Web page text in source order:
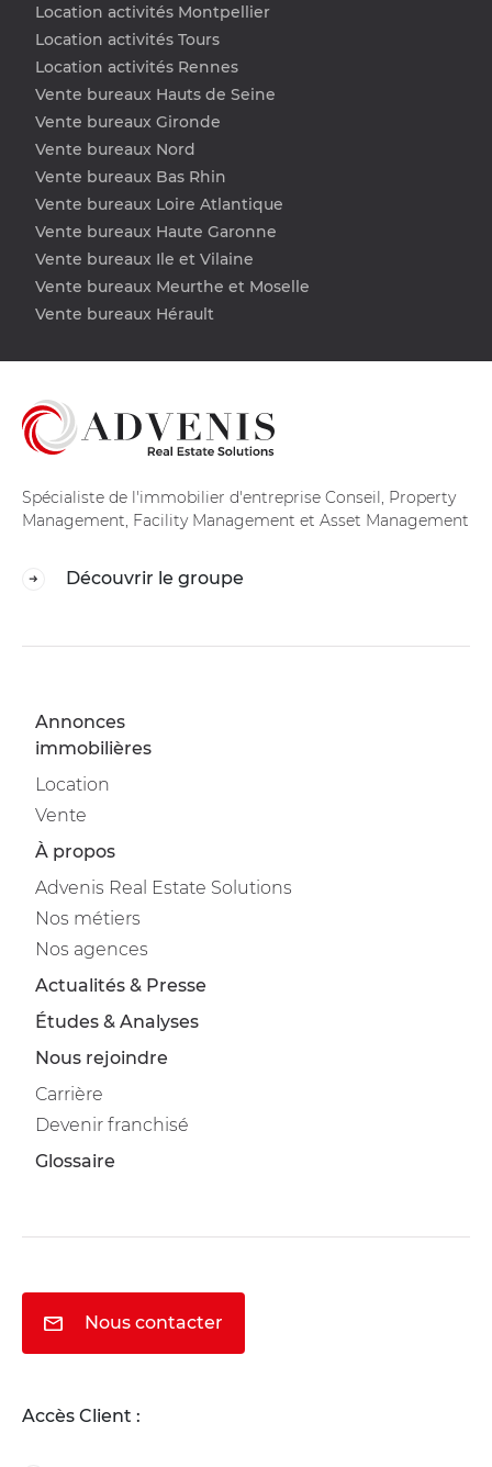
Location activités Montpellier
Location activités Tours
Location activités Rennes
Vente bureaux Hauts de Seine
Vente bureaux Gironde
Vente bureaux Nord
Vente bureaux Bas Rhin
Vente bureaux Loire Atlantique
Vente bureaux Haute Garonne
Vente bureaux Ile et Vilaine
Vente bureaux Meurthe et Moselle
Vente bureaux Hérault
Spécialiste de l'immobilier d'entreprise Conseil, Property
Management, Facility Management et Asset Management
Découvrir le groupe
Annonces
immobilières
Location
Vente
À propos
Advenis Real Estate Solutions
Nos métiers
Nos agences
Actualités & Presse
Études & Analyses
Nous rejoindre
Carrière
Devenir franchisé
Glossaire
Nous contacter
Accès Client :